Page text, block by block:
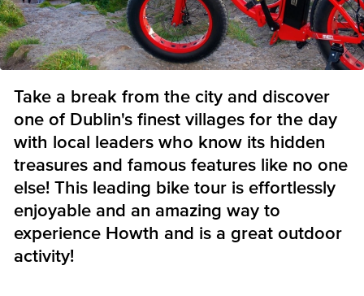
Take a break from the city and discover
one of Dublin's finest villages for the day
with local leaders who know its hidden
treasures and famous features like no one
else! This leading bike tour is effortlessly
enjoyable and an amazing way to
experience Howth and is a great outdoor
activity!